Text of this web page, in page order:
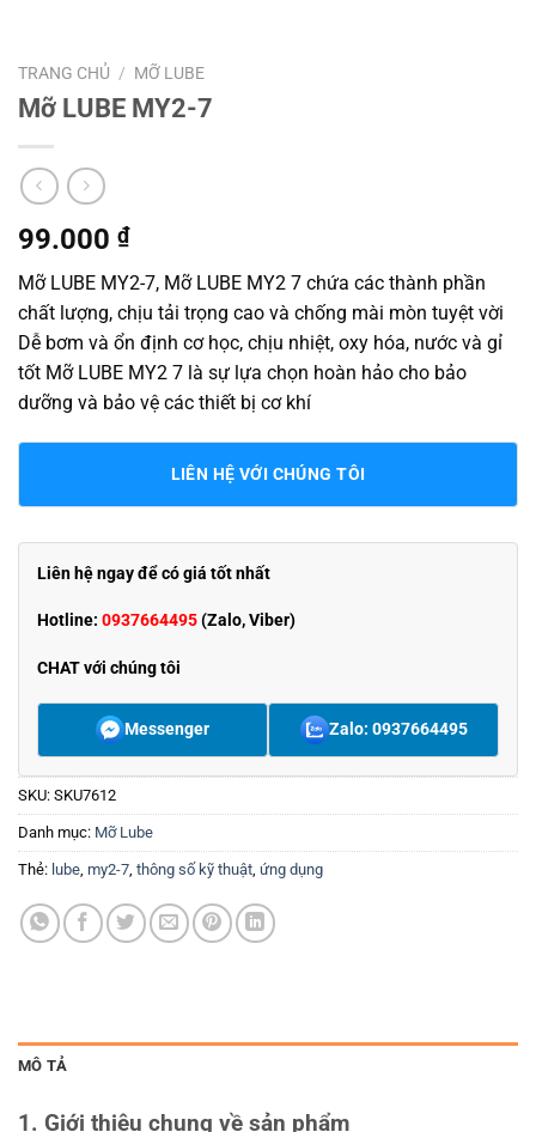
TRANG CHỦ / MỠ LUBE
Mỡ LUBE MY2-7
99.000 ₫
Mỡ LUBE MY2-7, Mỡ LUBE MY2 7 chứa các thành phần
chất lượng, chịu tải trọng cao và chống mài mòn tuyệt vời
Dễ bơm và ổn định cơ học, chịu nhiệt, oxy hóa, nước và gỉ
tốt Mỡ LUBE MY2 7 là sự lựa chọn hoàn hảo cho bảo
dưỡng và bảo vệ các thiết bị cơ khí
LIÊN HỆ VỚI CHÚNG TÔI
Liên hệ ngay để có giá tốt nhất
Hotline: 0937664495(Zalo, Viber)
CHAT với chúng tôi
Messenger Zalo: 0937664495
SKU: SKU7612
Danh mục: Mỡ Lube
Thẻ: lube my2-7 thông số kỹ thuật ứng dụng
MÔ TẢ
1. Giới thiệu chung về sản phẩm